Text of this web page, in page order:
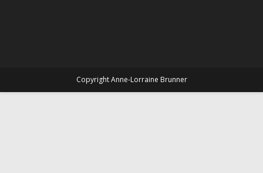
Copyright Anne-Lorraine Brunner